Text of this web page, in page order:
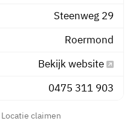
Steenweg 29
Roermond
Bekijk website
0475 311 903
Locatie claimen